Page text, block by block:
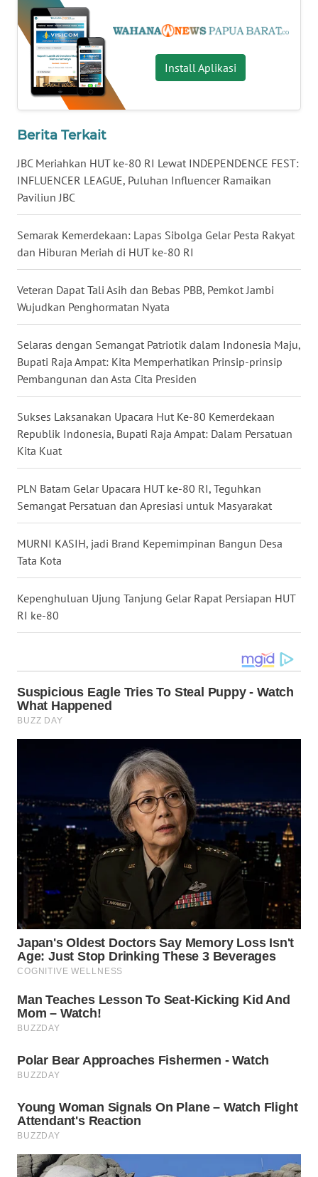
Install Aplikasi
Berita Terkait
JBC Meriahkan HUT ke-80 RI Lewat INDEPENDENCE FEST:
INFLUENCER LEAGUE, Puluhan Influencer Ramaikan
Paviliun JBC
Semarak Kemerdekaan: Lapas Sibolga Gelar Pesta Rakyat
dan Hiburan Meriah di HUT ke-80 RI
Veteran Dapat Tali Asih dan Bebas PBB, Pemkot Jambi
Wujudkan Penghormatan Nyata
Selaras dengan Semangat Patriotik dalam Indonesia Maju,
Bupati Raja Ampat: Kita Memperhatikan Prinsip-prinsip
Pembangunan dan Asta Cita Presiden
Sukses Laksanakan Upacara Hut Ke-80 Kemerdekaan
Republik Indonesia, Bupati Raja Ampat: Dalam Persatuan
Kita Kuat
PLN Batam Gelar Upacara HUT ke-80 RI, Teguhkan
Semangat Persatuan dan Apresiasi untuk Masyarakat
MURNI KASIH, jadi Brand Kepemimpinan Bangun Desa
Tata Kota
Kepenghuluan Ujung Tanjung Gelar Rapat Persiapan HUT
RI ke-80
WN
NUSANTARA
WN
JOGJA
WN
WN
BALI
WN
KALBAR
WN
KALTENG
WN
KALTARA
WN
KALSEL
WN
KALTIM
WN
WN
WN
SULUT
WN
WN
DANAU
TOBA
WN
NIAS
WN
LANGKAT
WN
TAPANULI
SELATAN
WN
TANJUNG
WN
KARO